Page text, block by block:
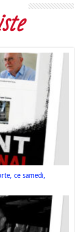
ce samedi,